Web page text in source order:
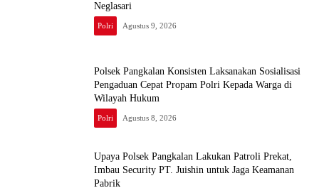
Neglasari
Polri Agustus 9, 2026
Polsek Pangkalan Konsisten Laksanakan Sosialisasi
Pengaduan Cepat Propam Polri Kepada Warga di
Wilayah Hukum
Polri Agustus 8, 2026
Upaya Polsek Pangkalan Lakukan Patroli Prekat,
Imbau Security PT. Juishin untuk Jaga Keamanan
Pabrik